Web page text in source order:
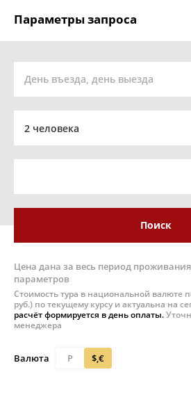
Параметры запроса
День въезда, день выезда
2 человека
Поиск
Цена дана за весь период
параметров
Стоимость тура в национальной валюте
руб.) по текущему курсу и актуальна на
расчёт формируется в день оплаты.
менеджера
Валюта Р $,€